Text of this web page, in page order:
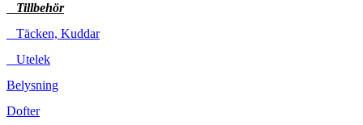
Tillbehör
Täcken, Kuddar
Utelek
Belysning
Dofter